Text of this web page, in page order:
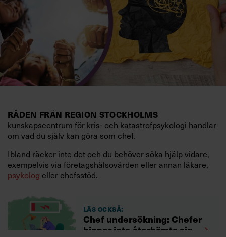
Logga in
Prenumerera
RÅDEN FRÅN REGION STOCKHOLMS
kunskapscentrum för kris- och katastrofpsykologi handlar
om vad du själv kan göra som chef.
Ibland räcker inte det och du behöver söka hjälp vidare,
exempelvis via företagshälsovården eller annan läkare,
psykolog eller chefsstöd.
Läs också:
Chef undersökning: Chefer
hinner inte återhämta sig